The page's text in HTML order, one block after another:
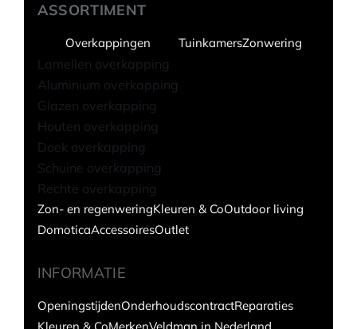
ASSORTIMENT
Overkappingen
Lamellen overkapping
Aluminium overkapping
Glazen overkapping
Houten overkapping
Doek overkapping
Schuine overkapping
Rechte overkapping
TuinkamersZonwering
Zon- en regenweringKleuren & CoOutdoor living
DomoticaAccessoiresOutlet
INFORMATIE
OpeningstijdenOnderhoudscontractReparaties